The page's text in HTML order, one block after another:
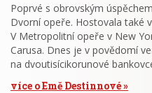
Poprvé s obrovským
Dvorní opeře. Hostovala také
V Metropolitní opeře v New
Carusa. Dnes je v povědomí
na dvoutisícikorunové
více o Emě Destinnové